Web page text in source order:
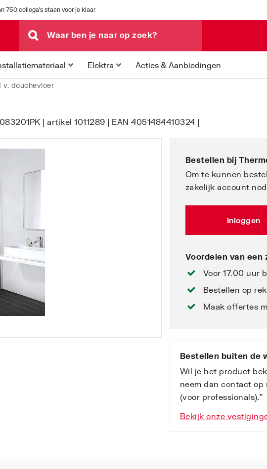
750 collega's staan voor je klaar
Elektra Acties & Aanbiedingen
v. douchevloer
| artikel 1011289 | EAN 4051484410324 |
Bestellen bij
Om te kunnen
zakelijk account
Inloggen
Voordelen van
Voor 17.00 uur
Bestellen op
Maak offertes
Bestellen buiten de
Wil je het product
neem dan contact op
(voor professionals).”
Bekijk onze